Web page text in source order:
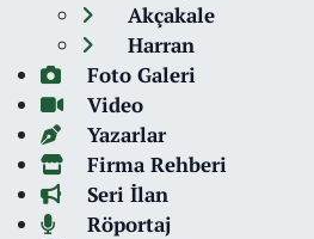
Akçakale
Harran
Foto Galeri
Video
Yazarlar
Firma Rehberi
Seri İlan
Röportaj